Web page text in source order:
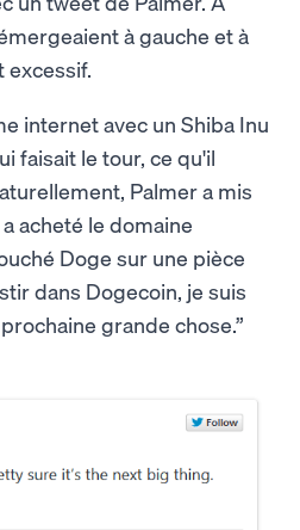
à gauche et à
excessif.
internet avec un Shiba Inu
faisait le tour, ce qu'il
Palmer a mis
acheté le domaine
Doge sur une pièce
dans Dogecoin, je suis
grande chose.”